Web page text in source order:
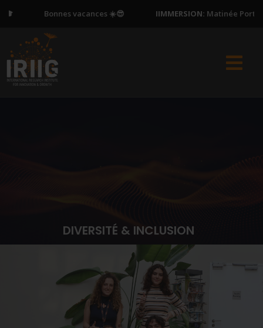
Bonnes vacances ☀️😎 IIMMERSION:Matinée Portes
DIVERSITÉ & INCLUSION